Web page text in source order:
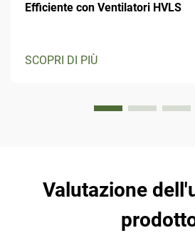
Efficiente con Ventilatori HVLS
SCOPRI DI PIÙ
Valutazione